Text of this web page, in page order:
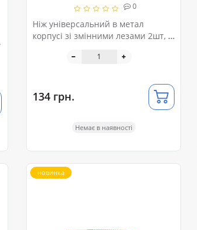
0
Ніж універсальний в метал
корпусі зі змінними лезами 2шт, в
134 грн.
Немає в наявності
новинка